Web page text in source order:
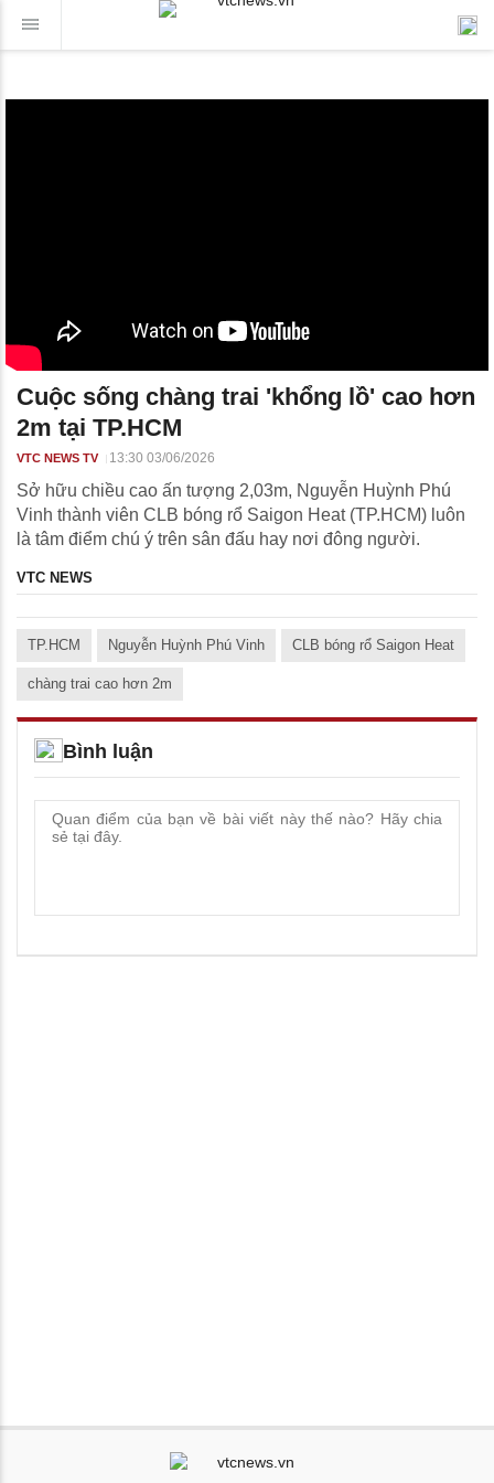
Cuộc sống chàng trai 'khổng lồ' cao hơn
2m tại TP.HCM
VTC NEWS TV 13:30 03/06/2026
Sở hữu chiều cao ấn tượng 2,03m, Nguyễn Huỳnh Phú
Vinh thành viên CLB bóng rổ Saigon Heat (TP.HCM) luôn
là tâm điểm chú ý trên sân đấu hay nơi đông người.
VTC NEWS
TP.HCM Nguyễn Huỳnh Phú Vinh CLB bóng rổ Saigon Heat
chàng trai cao hơn 2m
Bình luận